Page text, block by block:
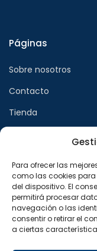
Para ofrecer las
como las cookies
del dispositivo. El
permitirá procesar
navegación o las
consentir o retirar el
a ciertas
Páginas
Sobre nosotros
Contacto
Tienda
Aviso legal
Política de privacidad
Política de cookies